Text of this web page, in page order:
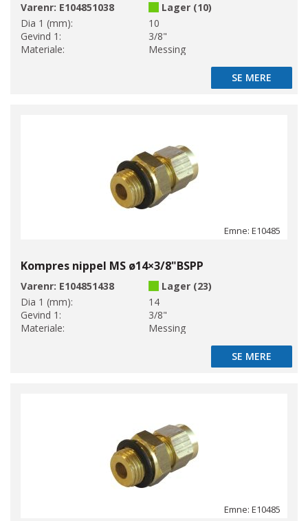
Varenr: E104851038
Lager (10)
Dia 1 (mm):
10
Gevind 1:
3/8"
Materiale:
Messing
SE MERE
SE MERE
Emne: E10485
Kompres nippel MS ø14×3/8"BSPP
Varenr: E104851438
Lager (23)
Dia 1 (mm):
14
Gevind 1:
3/8"
Materiale:
Messing
SE MERE
SE MERE
Emne: E10485